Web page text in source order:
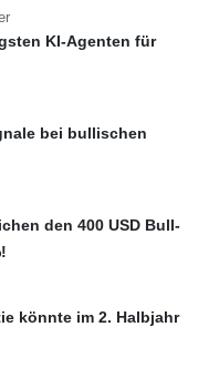
KI-Agenten für
bei bullischen
den 400 USD Bull-
könnte im 2. Halbjahr